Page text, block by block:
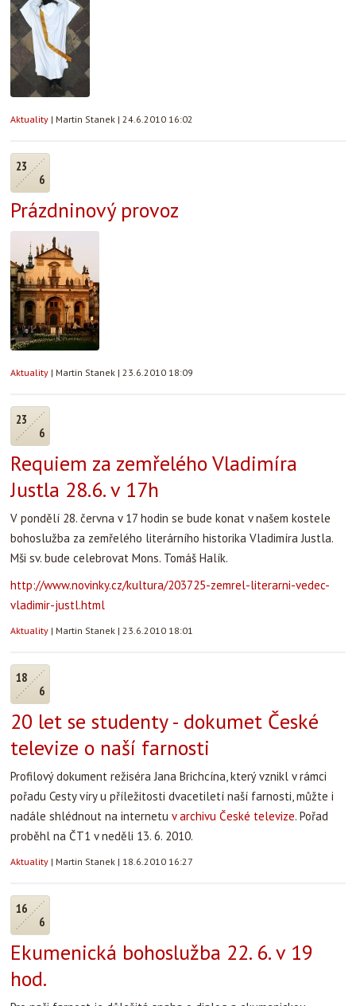
Aktuality | Martin Stanek | 24.6.2010 16:02
23
6
Prázdninový provoz
Aktuality | Martin Stanek | 23.6.2010 18:09
23
6
Requiem za zemřelého Vladimíra
Justla 28.6. v 17h
V pondělí 28. června v 17 hodin se bude konat v našem kostele
bohoslužba za zemřelého literárního historika Vladimíra Justla.
Mši sv. bude celebrovat Mons. Tomáš Halík.
http://www.novinky.cz/kultura/203725-zemrel-literarni-vedec-
vladimir-justl.html
Aktuality | Martin Stanek | 23.6.2010 18:01
18
6
20 let se studenty - dokumet České
televize o naší farnosti
Profilový dokument režiséra Jana Brichcína, který vznikl v rámci
pořadu Cesty víry u příležitosti dvacetiletí naší farnosti, můžte i
nadále shlédnout na internetu v archivu České televize. Pořad
proběhl na ČT1 v neděli 13. 6. 2010.
Aktuality | Martin Stanek | 18.6.2010 16:27
16
6
Ekumenická bohoslužba 22. 6. v 19
hod.